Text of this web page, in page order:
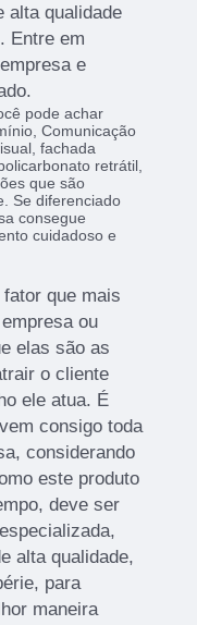
alta qualidade
Entre em
e
pode achar
Comunicação
fachada
retrátil,
que são
Se diferenciado
consegue
cuidadoso e
que mais
ou
elas são as
o cliente
ele atua. É
consigo toda
considerando
este produto
deve ser
alta qualidade,
para
maneira